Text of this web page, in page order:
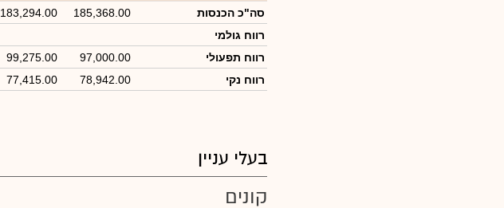
סה"כ הכנסות 185,368.00
183,294.00
רווח גולמי
רווח תפעולי
97,000.00
99,275.00
רווח נקי
78,942.00
77,415.00
בעלי עניין
קונים